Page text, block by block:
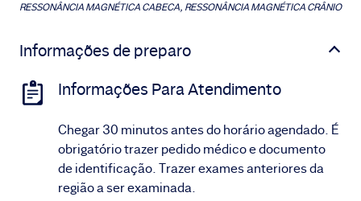
RESSONÂNCIA MAGNÉTICA CABECA, RESSONÂNCIA MAGNÉTICA CRÂNIO
Informações de preparo
Informações Para Atendimento
Chegar 30 minutos antes do horário agendado. É
obrigatório trazer pedido médico e documento
de identificação. Trazer exames anteriores da
região a ser examinada.